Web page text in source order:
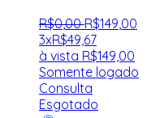
R$0,00 R$149 00
3xR$49,67
à vista R$149,00
Somente logado
Consulta
Esgotado